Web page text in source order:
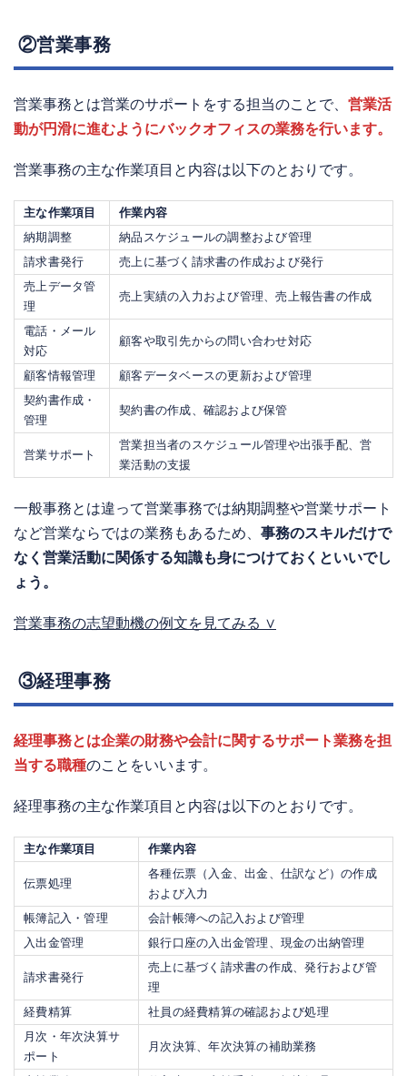
②営業事務
営業事務とは営業のサポートをする担当のことで、 営業活
動が円滑に進むようにバックオフィスの業務を行います。
営業事務の主な作業項目と内容は以下のとおりです。
主な作業項目
作業内容
納期調整
納品スケジュールの調整および管理
請求書発行
売上に基づく請求書の作成および発行
売上データ管
理
売上実績の入力および管理、売上報告書の作成
電話・メール
対応
顧客や取引先からの問い合わせ対応
顧客情報管理
顧客データベースの更新および管理
契約書作成・
管理
契約書の作成、確認および保管
営業サポート
営業担当者のスケジュール管理や出張手配、営
業活動の支援
一般事務とは違って営業事務では納期調整や営業サポート
など営業ならではの業務もあるため、 事務のスキルだけで
なく営業活動に関係する知識も身につけておくといいでし
ょう。
営業事務の志望動機の例文を見てみる ∨
③経理事務
経理事務とは企業の財務や会計に関するサポート業務を担
当する職種のことをいいます。
経理事務の主な作業項目と内容は以下のとおりです。
主な作業項目 作業内容
伝票処理
各種伝票（入金、出金、仕訳など）の作成
および入力
帳簿記入・管理
会計帳簿への記入および管理
入出金管理
銀行口座の入出金管理、現金の出納管理
請求書発行
売上に基づく請求書の作成、発行および管
理
経費精算
社員の経費精算の確認および処理
月次・年次決算サ
ポート
月次決算、年次決算の補助業務